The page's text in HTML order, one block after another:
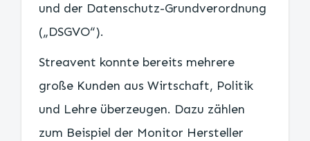
und der Datenschutz-Grundverordnung
(„DSGVO“).
Streavent konnte bereits mehrere
große Kunden aus Wirtschaft, Politik
und Lehre überzeugen. Dazu zählen
zum Beispiel der Monitor Hersteller